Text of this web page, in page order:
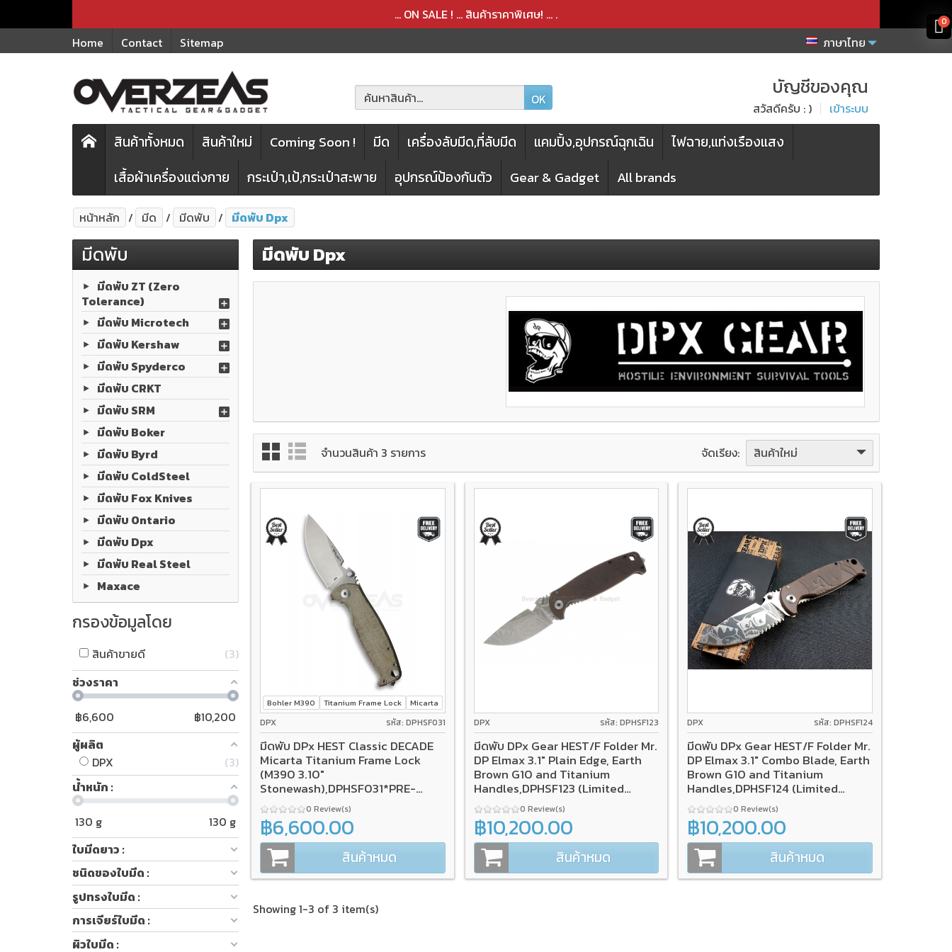
... ON SALE ! ... สินค้าราคาพิเศษ! ... .
Home
Contact Sitemap ภาษาไทย
บัญชีของคุณ
สวัสดีครับ : ) เข้าระบบ
OK
สินค้าทั้งหมด สินค้าใหม่ Coming Soon ! มีด เครื่องลับมีด,ที่ลับมีด แคมปิ้ง,อุปกรณ์ฉุกเฉิน
ไฟฉาย,แท่งเรืองแสง
เสื้อผ้าเครื่องแต่งกาย
กระเป๋า,เป้,กระเป๋าสะพาย อุปกรณ์ป้องกันตัว Gear & Gadget All brands
หน้าหลัก มีด มีดพับ มีดพับ Dpx
มีดพับ
มีดพับ ZT (Zero
Tolerance)
มีดพับ Microtech
มีดพับ Kershaw
มีดพับ Spyderco
มีดพับ CRKT
มีดพับ SRM
มีดพับ Boker
มีดพับ Byrd
มีดพับ ColdSteel
มีดพับ Fox Knives
มีดพับ Ontario
มีดพับ Dpx
มีดพับ Real Steel
Maxace
กรองข้อมูลโดย
สินค้าขายดี
3
ช่วงราคา
฿6,600 ฿10,200
ผู้ผลิต
DPX
3
น้ำหนัก :
130 g 130 g
ใบมีดยาว :
ชนิดของใบมีด :
รูปทรงใบมีด :
การเจียร์ใบมีด :
ผิวใบมีด :
มีดพับ Dpx
จำนวนสินค้า 3 รายการ จัดเรียง: สินค้าใหม่
Bohler M390 Titanium Frame Lock Micarta
DPX รหัส: DPHSF031
มีดพับ DPx HEST Classic DECADE
Micarta Titanium Frame Lock
(M390 3.10"
Stonewash),DPHSF031*PRE-
SALE* 0 Review(s)
฿6,600.00
สินค้าหมด
DPX รหัส: DPHSF123
มีดพับ DPx Gear HEST/F Folder Mr.
DP Elmax 3.1" Plain Edge, Earth
Brown G10 and Titanium
Handles,DPHSF123 (Limited
Edition) 0 Review(s)
฿10,200.00
สินค้าหมด
DPX รหัส: DPHSF124
มีดพับ DPx Gear HEST/F Folder Mr.
DP Elmax 3.1" Combo Blade, Earth
Brown G10 and Titanium
Handles,DPHSF124 (Limited
Edition) 0 Review(s)
฿10,200.00
สินค้าหมด
Showing 1-3 of 3 item(s)
สินค้าได้เพิ่มลงในตะกร้าเรียบร้อยแล้ว
สินค้าได้ถูกลบออกจากตะกร้าเรียบร้อยแล้ว
0